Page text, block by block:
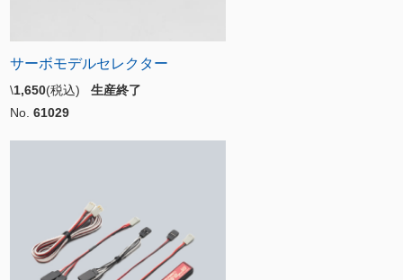
サーボモデルセレクター
\1,650(税込) 生産終了
No. 61029